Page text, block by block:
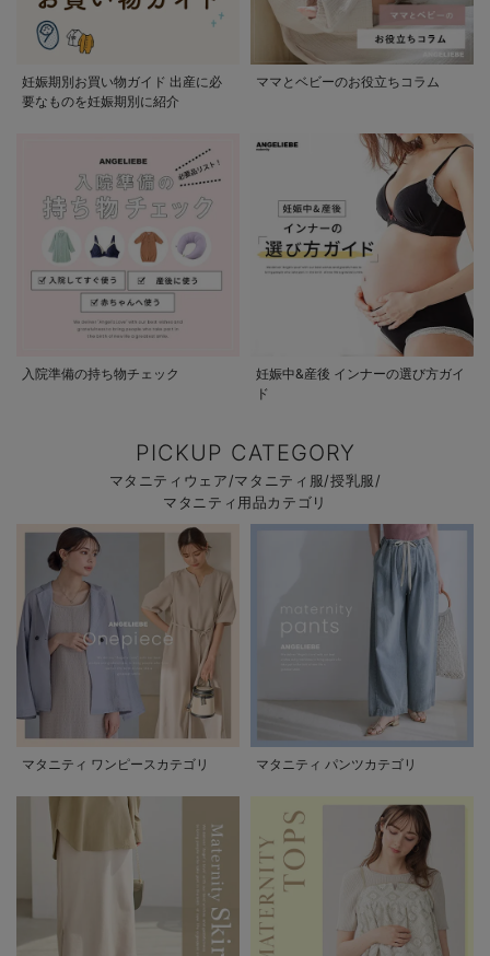
妊娠期別お買い物ガイド 出産に必
要なものを妊娠期別に紹介
ママとベビーのお役立ちコラム
入院準備の持ち物チェック
妊娠中&産後 インナーの選び方ガイ
ド
PICKUP CATEGORY
マタニティウェア/マタニティ服/授乳服/
マタニティ用品カテゴリ
マタニティ ワンピースカテゴリ マタニティ パンツカテゴリ